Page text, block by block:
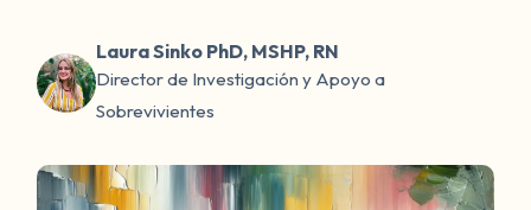
Laura Sinko PhD, MSHP, RN
Director de Investigación y Apoyo a
Sobrevivientes